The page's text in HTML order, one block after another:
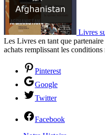
Livres
Les Livres en tant que
achats remplissant les conditions
Pinterest
Google
Twitter
Facebook